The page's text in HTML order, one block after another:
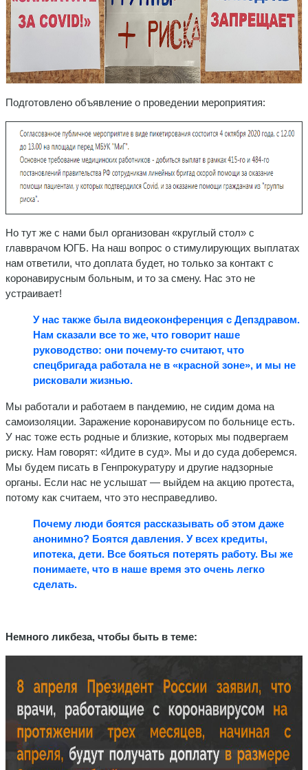
Подготовлено объявление о проведении мероприятия:
Но тут же с нами был организован «круглый стол» с
главврачом ЮГБ. На наш вопрос о стимулирующих выплатах
нам ответили, что доплата будет, но только за контакт с
коронавирусным больным, и то за смену. Нас это не
устраивает!
У нас также была видеоконференция с Депздравом.
Нам сказали все то же, что говорит наше
руководство: они почему-то считают, что
спецбригада работала не в «красной зоне», и мы не
рисковали жизнью.
Мы работали и работаем в пандемию, не сидим дома на
самоизоляции. Заражение коронавирусом по больнице есть.
У нас тоже есть родные и близкие, которых мы подвергаем
риску. Нам говорят: «Идите в суд». Мы и до суда доберемся.
Мы будем писать в Генпрокуратуру и другие надзорные
органы. Если нас не услышат — выйдем на акцию протеста,
потому как считаем, что это несправедливо.
Почему люди боятся рассказывать об этом даже
анонимно? Боятся давления. У всех кредиты,
ипотека, дети. Все бояться потерять работу. Вы же
понимаете, что в наше время это очень легко
сделать.
Немного ликбеза, чтобы быть в теме: